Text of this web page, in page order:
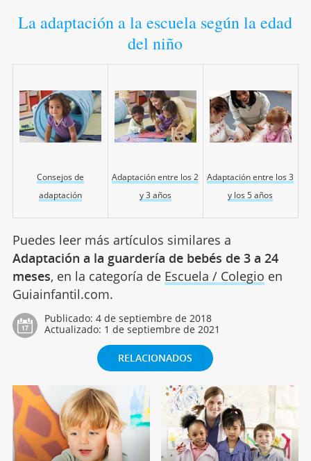
La adaptación a la escuela según la edad
del niño
Consejos de
adaptación
Adaptación entre los 2
y 3 años
Adaptación entre los 3
y los 5 años
Puedes leer más artículos similares a
Adaptación a la guardería de bebés de 3 a 24
meses, en la categoría de Escuela / Colegio en
Guiainfantil.com.
Publicado: 4 de septiembre de 2018
Actualizado: 1 de septiembre de 2021
RELACIONADOS